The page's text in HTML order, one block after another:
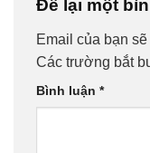
Để lại một
Email của bạn
Các trường bắt
Bình luận *